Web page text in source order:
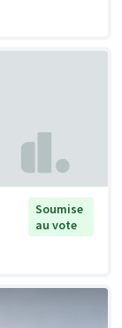
Soumise
au vote